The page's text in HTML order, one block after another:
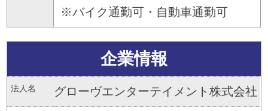
※バイク通勤可・自動車通勤可
企業情報
法人名 グローヴエンターテイメント株式会社